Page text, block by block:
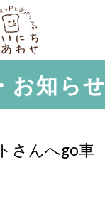
お知らせ
さんへgo車